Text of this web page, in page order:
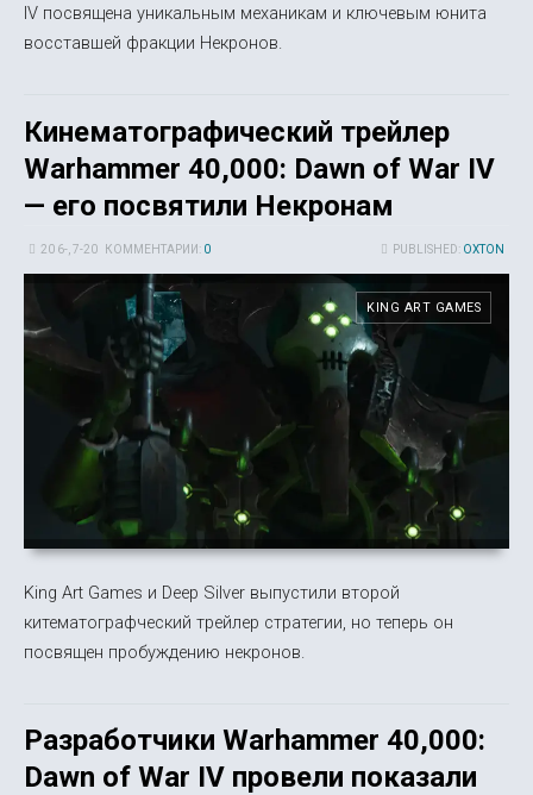
IV посвящена уникальным механикам и ключевым юнита
восставшей фракции Некронов.
Кинематографический трейлер
Warhammer 40,000: Dawn of War IV
— его посвятили Некронам
PUBLISHED: OXTON
20 6-, 7-20 КОММЕНТАРИИ: 0
KING ART GAMES
King Art Games и Deep Silver выпустили второй
китематографческий трейлер стратегии, но теперь он
посвящен пробуждению некронов.
Разработчики Warhammer 40,000:
Dawn of War IV провели показали